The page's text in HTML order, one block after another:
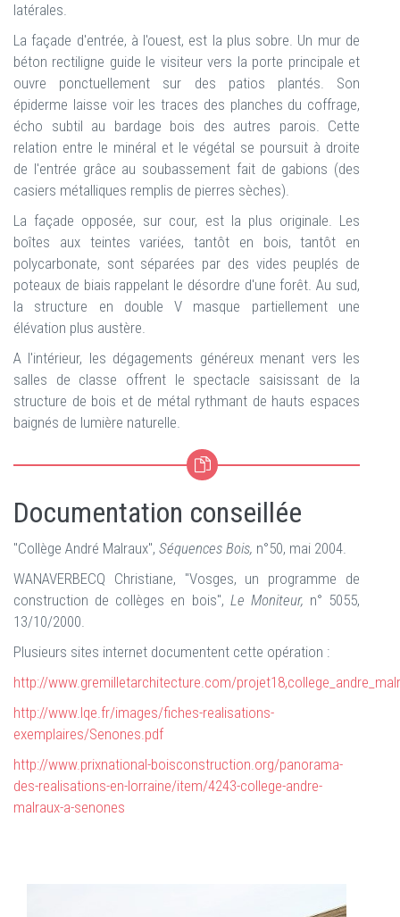
latérales.
La façade d'entrée, à l'ouest, est la plus sobre. Un mur de
béton rectiligne guide le visiteur vers la porte principale et
ouvre ponctuellement sur des patios plantés. Son
épiderme laisse voir les traces des planches du coffrage,
écho subtil au bardage bois des autres parois. Cette
relation entre le minéral et le végétal se poursuit à droite
de l'entrée grâce au soubassement fait de gabions (des
casiers métalliques remplis de pierres sèches).
La façade opposée, sur cour, est la plus originale. Les
boîtes aux teintes variées, tantôt en bois, tantôt en
polycarbonate, sont séparées par des vides peuplés de
poteaux de biais rappelant le désordre d'une forêt. Au sud,
la structure en double V masque partiellement une
élévation plus austère.
A l'intérieur, les dégagements généreux menant vers les
salles de classe offrent le spectacle saisissant de la
structure de bois et de métal rythmant de hauts espaces
baignés de lumière naturelle.
Documentation conseillée
"Collège André Malraux", Séquences Bois, n°50, mai 2004.
WANAVERBECQ Christiane, "Vosges, un programme de
construction de collèges en bois", Le Moniteur, n° 5055,
13/10/2000.
Plusieurs sites internet documentent cette opération :
http://www.gremilletarchitecture.com/
http://www.lqe.fr/images/fiches-realisations-
exemplaires/Senones.pdf
http://www.prixnational-boisconstruction.org/panorama-
des-realisations-en-lorraine/item/4243-college-andre-
malraux-a-senones